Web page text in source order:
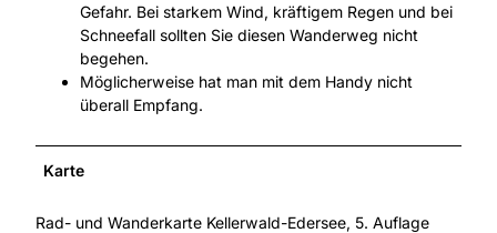
Gefahr. Bei starkem Wind, kräftigem Regen und bei
Schneefall sollten Sie diesen Wanderweg nicht
begehen.
Möglicherweise hat man mit dem Handy nicht
überall Empfang.
Karte
Rad- und Wanderkarte Kellerwald-Edersee, 5. Auflage